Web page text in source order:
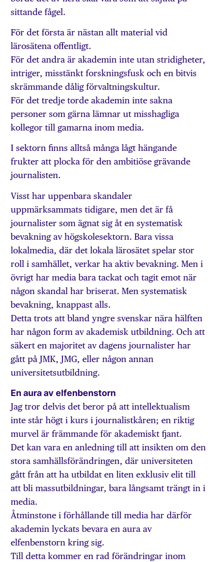
sittande fågel.
För det första är nästan allt material vid
lärosätena offentligt.
För det andra är akademin inte utan stridigheter,
intriger, misstänkt forskningsfusk och en bitvis
skrämmande dålig förvaltningskultur.
För det tredje torde akademin inte sakna
personer som gärna lämnar ut misshagliga
kollegor till gamarna inom media.
I sektorn finns alltså många lågt hängande
frukter att plocka för den ambitiöse grävande
journalisten.
Visst har uppenbara skandaler
uppmärksammats tidigare, men det är få
journalister som ägnat sig åt en systematisk
bevakning av högskolesektorn. Bara vissa
lokalmedia, där det lokala lärosätet spelar stor
roll i samhället, verkar ha aktiv bevakning. Men i
övrigt har media bara tackat och tagit emot när
någon skandal har briserat. Men systematisk
bevakning, knappast alls.
Detta trots att bland yngre svenskar nära hälften
har någon form av akademisk utbildning. Och att
säkert en majoritet av dagens journalister har
gått på JMK, JMG, eller någon annan
universitetsutbildning.
En aura av elfenbenstorn
Jag tror delvis det beror på att intellektualism
inte står högt i kurs i journalistkåren; en riktig
murvel är främmande för akademiskt fjant.
Det kan vara en anledning till att insikten om den
stora samhällsförändringen, där universiteten
gått från att ha utbildat en liten exklusiv elit till
att bli massutbildningar, bara långsamt trängt in i
media.
Åtminstone i förhållande till media har därför
akademin lyckats bevara en aura av
elfenbenstorn kring sig.
Till detta kommer en rad förändringar inom